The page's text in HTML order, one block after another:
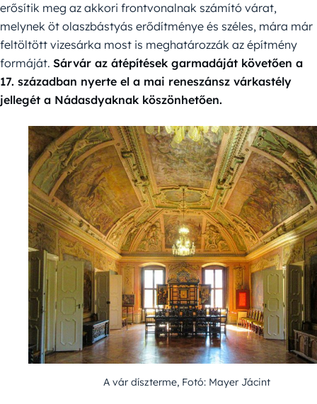
erősítik meg az akkori frontvonalnak számító várat,
melynek öt olaszbástyás erődítménye és széles, mára már
feltöltött vizesárka most is meghatározzák az építmény
formáját. Sárvár az átépítések garmadáját követően a
17. században nyerte el a mai reneszánsz várkastély
jellegét a Nádasdyaknak köszönhetően.
A vár díszterme, Fotó: Mayer Jácint